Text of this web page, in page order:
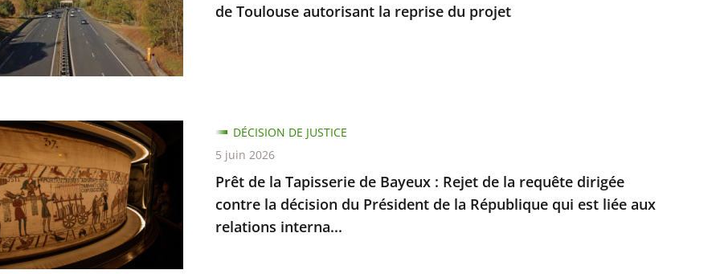
de Toulouse autorisant la reprise du projet
Prêt de la Tapisserie de Bayeux : Rejet de la requête dirigée
contre la décision du Président de la République qui est liée aux
relations interna...
DÉCISION DE JUSTICE
5 juin 2026